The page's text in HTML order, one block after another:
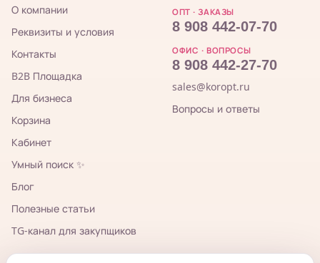
О компании
Реквизиты и условия
Контакты
B2B Площадка
Для бизнеса
Корзина
Кабинет
Умный поиск ✨
Блог
Полезные статьи
TG-канал для закупщиков
ОПТ · ЗАКАЗЫ
8 908 442-07-70
ОФИС · ВОПРОСЫ
8 908 442-27-70
sales@koropt.ru
Вопросы и ответы